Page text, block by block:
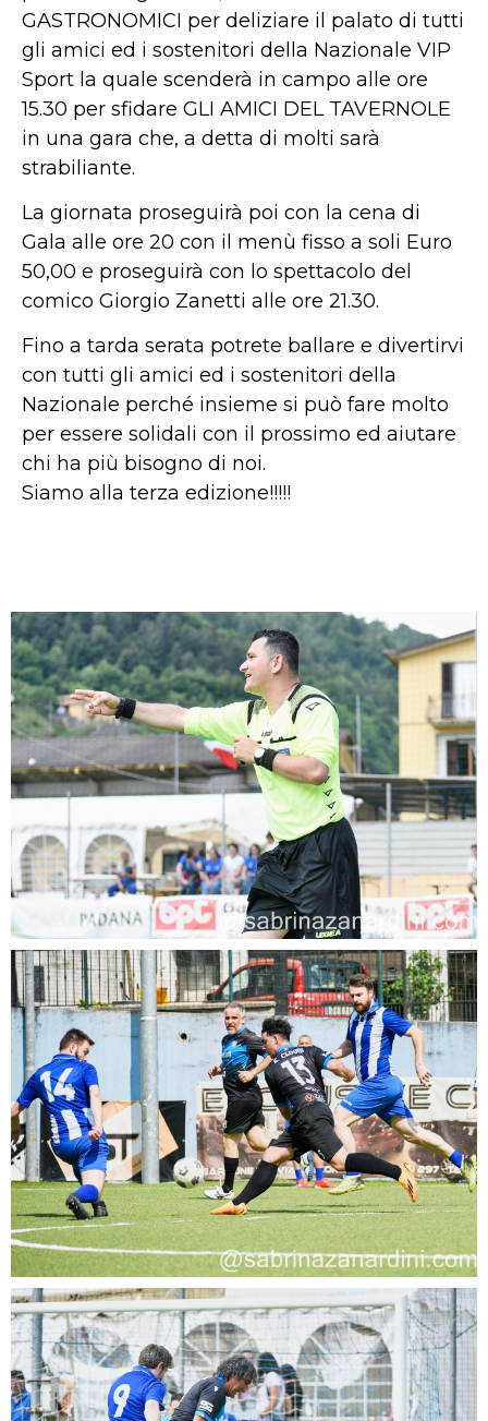
GASTRONOMICI per deliziare il palato di tutti
gli amici ed i sostenitori della Nazionale VIP
Sport la quale scenderà in campo alle ore
15.30 per sfidare GLI AMICI DEL TAVERNOLE
in una gara che, a detta di molti sarà
strabiliante.
La giornata proseguirà poi con la cena di
Gala alle ore 20 con il menù fisso a soli Euro
50,00 e proseguirà con lo spettacolo del
comico Giorgio Zanetti alle ore 21.30.
Fino a tarda serata potrete ballare e divertirvi
con tutti gli amici ed i sostenitori della
Nazionale perché insieme si può fare molto
per essere solidali con il prossimo ed aiutare
chi ha più bisogno di noi.
Siamo alla terza edizione!!!!!